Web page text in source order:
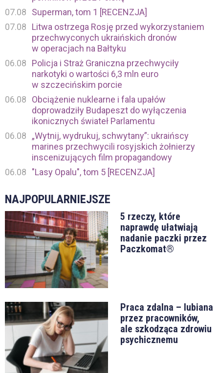
07.08
Superman, tom 1 [RECENZJA]
07.08
Litwa ostrzega Rosję przed wykorzystaniem
przechwyconych ukraińskich dronów
w operacjach na Bałtyku
06.08
Policja i Straż Graniczna przechwyciły
narkotyki o wartości 6,3 mln euro
w szczecińskim porcie
06.08
Obciążenie nuklearne i fala upałów
doprowadziły Budapeszt do wyłączenia
ikonicznych świateł Parlamentu
06.08
„Wytnij, wydrukuj, schwytany”: ukraińscy
marines przechwycili rosyjskich żołnierzy
inscenizujących film propagandowy
06.08
"Lasy Opalu", tom 5 [RECENZJA]
NAJPOPULARNIEJSZE
5 rzeczy, które
naprawdę ułatwiają
nadanie paczki przez
Paczkomat®
Praca zdalna – lubiana
przez pracowników,
ale szkodząca zdrowiu
psychicznemu